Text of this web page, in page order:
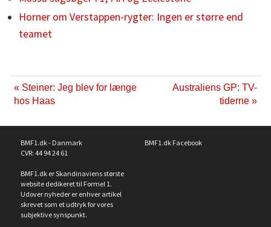
Horner om Verstappen-rygter: Ingen er større end
teamet
« Steiner: Jeg blev for længe
hos Haas
Australiens GP: TV-
tiderne »
BMF1.dk - Danmark
CVR: 44 94 24 61
BMF1.dk er Skandinaviens største
website dedikeret til Formel 1.
Udover nyheder er enhver artikel
skrevet som et udtryk for vores
subjektive synspunkt.
BMF1.dk Facebook